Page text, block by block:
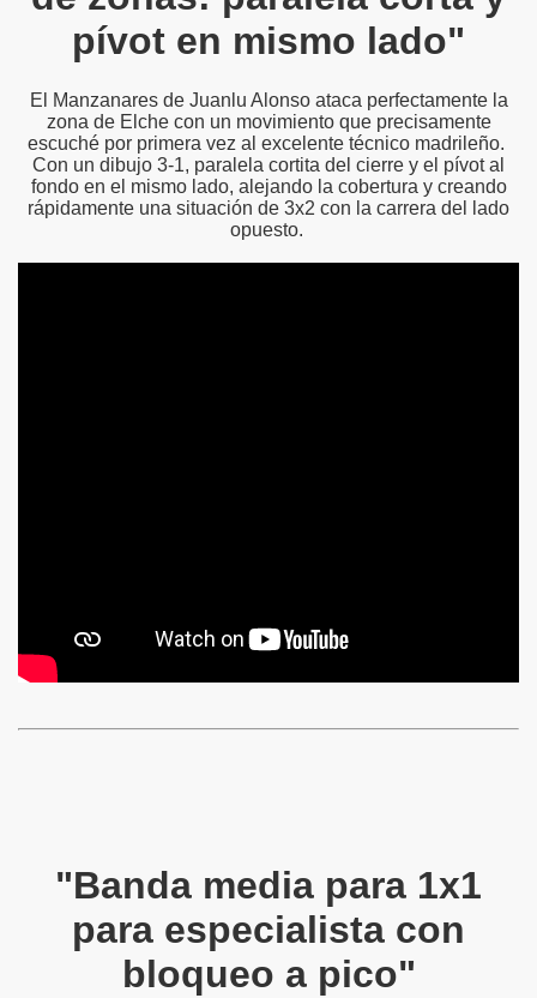
pívot en mismo lado"
El Manzanares de Juanlu Alonso ataca perfectamente la
zona de Elche con un movimiento que precisamente
escuché por primera vez al excelente técnico madrileño.
Con un dibujo 3-1, paralela cortita del cierre y el pívot al
fondo en el mismo lado, alejando la cobertura y creando
rápidamente una situación de 3x2 con la carrera del lado
opuesto.
"Banda media para 1x1
para especialista con
bloqueo a pico"